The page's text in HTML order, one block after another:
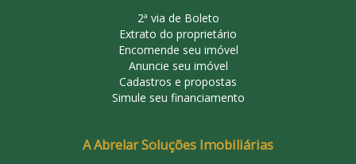
2ª via de Boleto
Extrato do proprietário
Encomende seu imóvel
Anuncie seu imóvel
Cadastros e propostas
Simule seu financiamento
A Abrelar Soluções Imobiliárias